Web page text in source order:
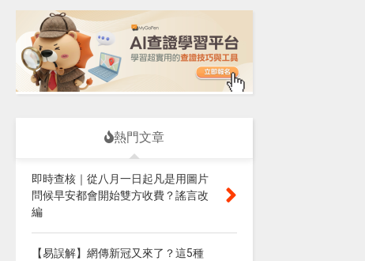
熱門文章
即時查核｜從八月一日起凡是用圖片
問候早安都會開始雙方收費？謠言改
編
【易誤解】網傳新冠又來了？這5種